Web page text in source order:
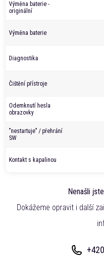
Výměna baterie -
originální
Výměna baterie
Diagnostika
Čištění přístroje
Odemknutí hesla
obrazovky
"nestartuje" / přehrání
SW
Kontakt s kapalinou
Nenašli
Dokážeme opravit i další